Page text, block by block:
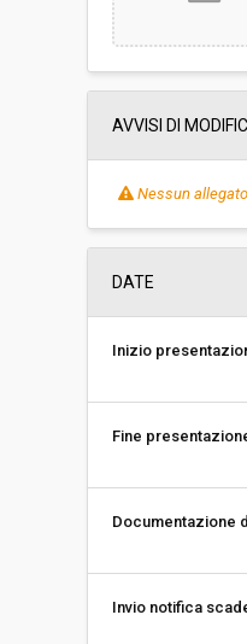
AVVISI DI
Nessun
DATE
Inizio
Fine
Documentazione
Invio notifica